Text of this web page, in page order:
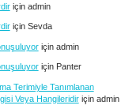
için admin
için Sevda
için admin
için Panter
Terimiyle Tanımlanan
Veya Hangileridiriçin admin